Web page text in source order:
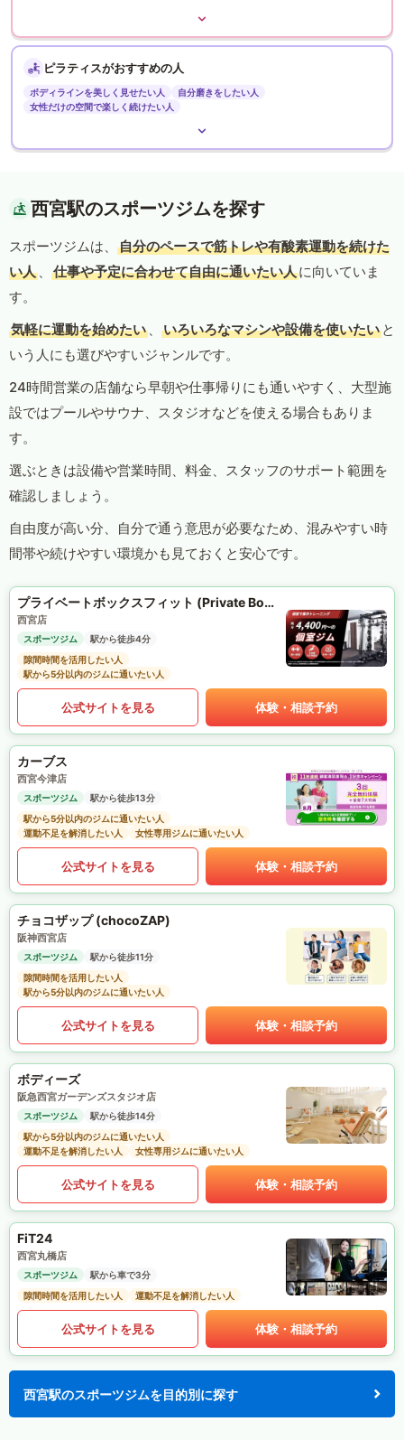
ピラティスがおすすめの人
ボディラインを美しく見せたい人
自分磨きをしたい人
女性だけの空間で楽しく続けたい人
西宮駅のスポーツジムを探す
スポーツジムは、
自分のペースで筋トレや有酸素運動を続けた
い人 、 仕事や予定に合わせて自由に通いたい人に向いていま
す。
気軽に運動を始めたい 、 いろいろなマシンや設備を使いたい と
いう人にも選びやすいジャンルです。
24時間営業の店舗なら早朝や仕事帰りにも通いやすく、大型施
設ではプールやサウナ、スタジオなどを使える場合もありま
す。
選ぶときは設備や営業時間、料金、スタッフのサポート範囲を
確認しましょう。
自由度が高い分、自分で通う意思が必要なため、混みやすい時
間帯や続けやすい環境かも見ておくと安心です。
プライベートボックスフィット (Private Box Fit)
西宮店
スポーツジム
駅から徒歩4分
隙間時間を活用したい人
駅から5分以内のジムに通いたい人
公式サイトを見る 体験・相談予約
カーブス
西宮今津店
スポーツジム
駅から徒歩13分
駅から5分以内のジムに通いたい人
運動不足を解消したい人
女性専用ジムに通いたい人
公式サイトを見る 体験・相談予約
チョコザップ (chocoZAP)
阪神西宮店
スポーツジム
駅から徒歩11分
隙間時間を活用したい人
駅から5分以内のジムに通いたい人
公式サイトを見る 体験・相談予約
ボディーズ
阪急西宮ガーデンズスタジオ店
スポーツジム
駅から徒歩14分
駅から5分以内のジムに通いたい人
運動不足を解消したい人
女性専用ジムに通いたい人
公式サイトを見る 体験・相談予約
FiT24
西宮丸橋店
スポーツジム
駅から車で3分
隙間時間を活用したい人
運動不足を解消したい人
公式サイトを見る 体験・相談予約
西宮駅のスポーツジムを目的別に探す